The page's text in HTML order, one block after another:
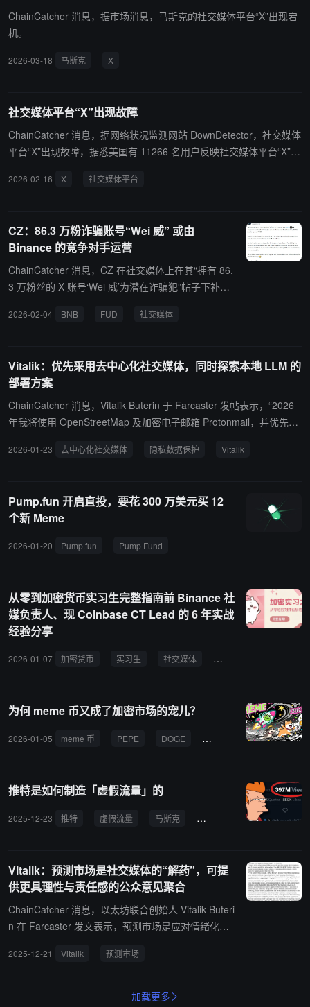
类操纵行为实施封禁及法律追责。同时建议用户在参与互动前仔细核
查账号历史与信息来源，以应对日益泛滥的虚假内容与“互动诱饵”现
ChainCatcher 消息，据市场消息，马斯克的社交媒体平台“X”出现宕
机。
2026-03-18 马斯克 X
社交媒体平台“X”出现故障
ChainCatcher 消息，据网络状况监测网站 DownDetector，社交媒体
平台“X”出现故障，据悉美国有 11266 名用户反映社交媒体平台“X”出
2026-02-16 X 社交媒体平台
CZ：86.3 万粉诈骗账号“Wei 威” 或由
Binance 的竞争对手运营
ChainCatcher 消息，CZ 在社交媒体上在其“拥有 86.
3 万粉丝的 X 账号‘Wei 威’为潜在诈骗犯”帖子下补充
用伪造的 AI 图片，仅仅是为了散布 FUD？我想不出
号看起来以前是属于一位女士的。在 2015 年 2 月之
前，账号几乎只发布女性照片。然后到了 2015 年 7
月，账号突然切换，开始只发布加密货币相关内容。
要么是账号被黑客接管了，要么是被买下了。他们甚
些旧照。真是个懒惰的水军。
2026-02-04 BNB FUD 社交媒体
Vitalik：优先采用去中心化社交媒体，同时探索本地 LLM 的
部署方案
ChainCatcher 消息，Vitalik Buterin 于 Farcaster 发帖表示，“2026
年我将使用 OpenStreetMap 及加密电子邮箱 Protonmail，并优先采
型语言模型（LLM）的部署方案。 理想方案是：尽可能利用本地 LL
整合所有不完美方案实现尽力而为的防护。当然，终极目标仍是攻克
超高效的完全同态加密技术。将所有数据发送至第三方中心化服务实
积极地运用它们。”
2026-01-23 去中心化社交媒体 隐私数据保护 Vitalik
Pump.fun 开启直投，要花 300 万美元买 12
个新 Meme
2026-01-20 Pump.fun Pump Fund
从零到加密货币实习生完整指南前 Binance 社
媒负责人、现 Coinbase CT Lead 的 6 年实战
经验分享
2026-01-07 加密货币 实习生 社交媒体 社区管理
为何 meme 币又成了加密市场的宠儿？
2026-01-05 meme 币 PEPE DOGE BONK 社交媒体
推特是如何制造「虚假流量」的
2025-12-23 推特 虚假流量 马斯克 社交媒体 创作者收入分
Vitalik：预测市场是社交媒体的“解药”，可提
供更具理性与责任感的公众意见聚合
ChainCatcher 消息，以太坊联合创始人 Vitalik Buteri
n 在 Farcaster 发文表示，预测市场是应对情绪化话
此前发帖称英国内战“不可避免”，而预测市场 Polyma
的概率（Vitalik 认为 3% 仍过高，因部分押注者下注
2025-12-21 Vitalik 预测市场
加载更多